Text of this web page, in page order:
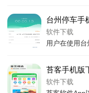
台州停车手
版下载
软件下载
苔客手机版
软件下载